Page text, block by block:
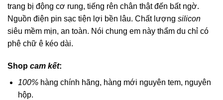
trang bị động cơ rung, tiếng rên chân thật đến bất ngờ.
Nguồn điện pin sạc tiện lợi bền lâu. Chất lượng silicon
siêu mềm mịn, an toàn. Nói chung em này thẩm du chỉ có
phê chữ ê kéo dài.
Shop cam kết:
100% hàng chính hãng, hàng mới nguyên tem, nguyên
hộp.